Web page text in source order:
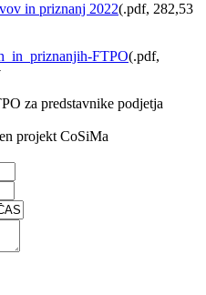
in priznanj 2022(.pdf, 282,53
FTPO(.pdf,
za predstavnike podjetja
projekt CoSiMa